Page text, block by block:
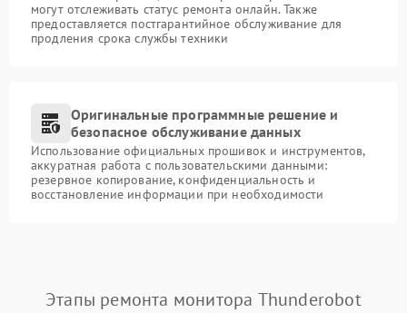
могут отслеживать статус ремонта онлайн. Также
предоставляется постгарантийное обслуживание для
продления срока службы техники
Оригинальные программные решение и
безопасное обслуживание данных
Использование официальных прошивок и инструментов,
аккуратная работа с пользовательскими данными:
резервное копирование, конфиденциальность и
восстановление информации при необходимости
Этапы ремонта монитора Thunderobot